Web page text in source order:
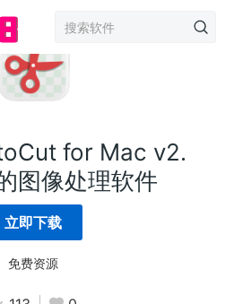
for Mac v2.
图像处理软件
立即下载
免费资源